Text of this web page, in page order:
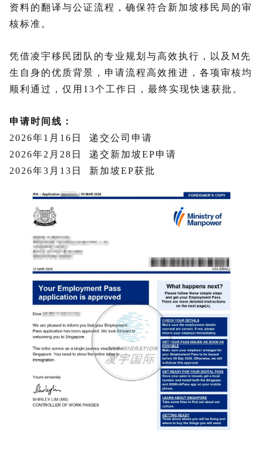
资料的翻译与公证流程，确保符合新加坡移民局的审
核标准。
凭借凌宇移民团队的专业规划与高效执行，以及M先
生自身的优质背景，申请流程高效推进，各项审核均
顺利通过， 仅用13个工作日， 最终实现快速获批。
申请时间线：
2026年1月16日 递交公司申请
2026年2月28日 递交新加坡EP申请
2026年3月13日 新加坡EP获批